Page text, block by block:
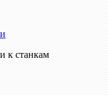
к станкам